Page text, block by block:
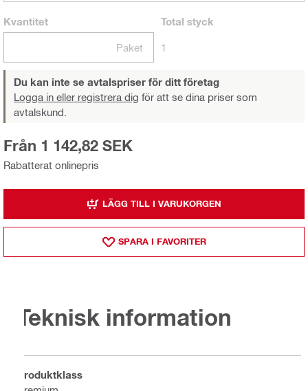
Kvantitet
Paket
Total styck
1
Du kan inte se avtalspriser för ditt företag
Logga in eller registrera dig för att se dina priser som
avtalskund.
Rabatterat onlinepris
Från 1 142,82 SEK
LÄGG TILL I VARUKORGEN
SPARA I FAVORITER
Teknisk information
Produktklass